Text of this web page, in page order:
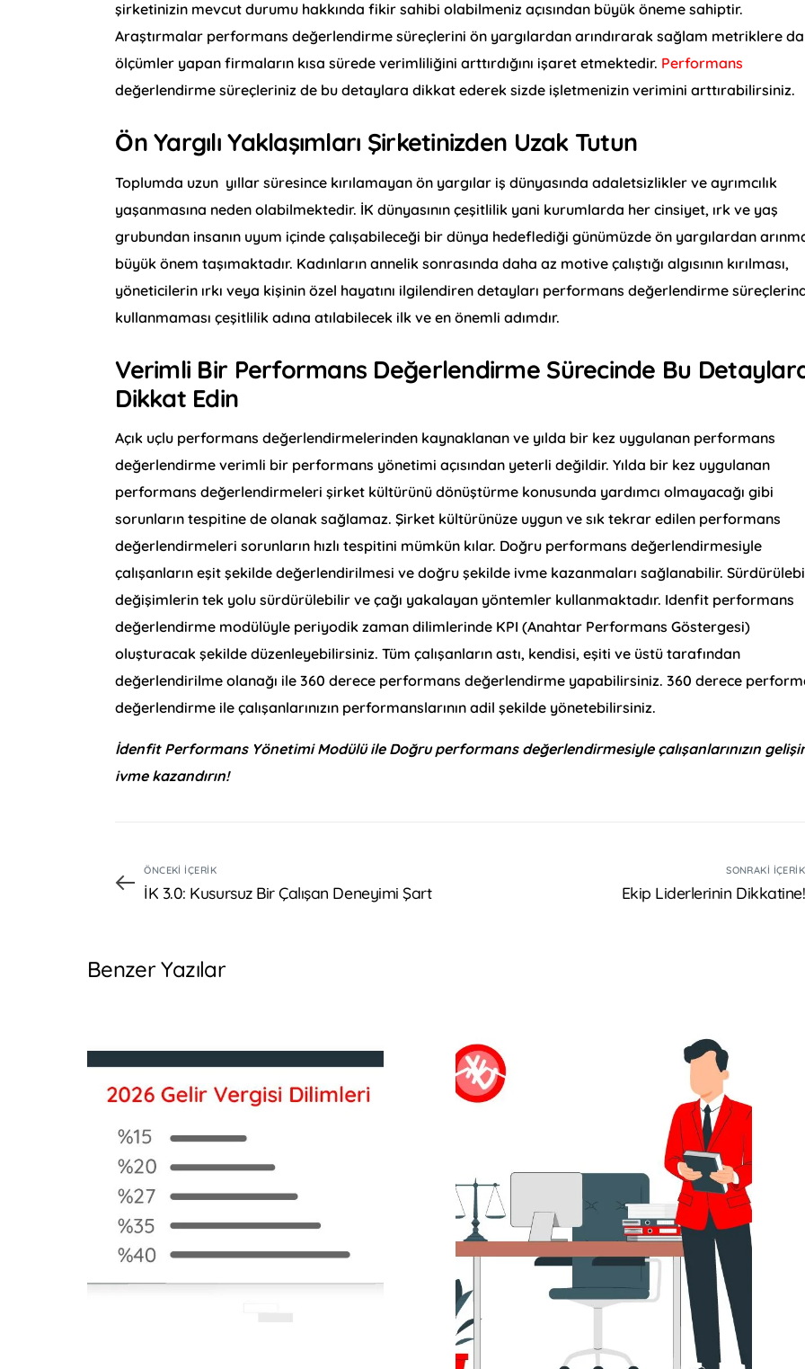
şirketinizin mevcut durumu hakkında fikir sahibi olabilmeniz açısından büyük öneme sahiptir.
Araştırmalar performans değerlendirme süreçlerini ön yargılardan arındırarak sağlam metriklere
ölçümler yapan firmaların kısa sürede verimliliğini arttırdığını işaret etmektedir. Performans
değerlendirme süreçleriniz de bu detaylara dikkat ederek sizde işletmenizin verimini arttırabilirsiniz.
Ön Yargılı Yaklaşımları Şirketinizden Uzak Tutun
Toplumda uzun yıllar süresince kırılamayan ön yargılar iş dünyasında adaletsizlikler ve ayrımcılık
yaşanmasına neden olabilmektedir. İK dünyasının çeşitlilik yani kurumlarda her cinsiyet, ırk ve yaş
grubundan insanın uyum içinde çalışabileceği bir dünya hedeflediği günümüzde ön yargılardan
büyük önem taşımaktadır. Kadınların annelik sonrasında daha az motive çalıştığı algısının kırılması,
yöneticilerin ırkı veya kişinin özel hayatını ilgilendiren detayları performans değerlendirme
kullanmaması çeşitlilik adına atılabilecek ilk ve en önemli adımdır.
Verimli Bir Performans Değerlendirme Sürecinde Bu
Dikkat Edin
Açık uçlu performans değerlendirmelerinden kaynaklanan ve yılda bir kez uygulanan performans
değerlendirme verimli bir performans yönetimi açısından yeterli değildir. Yılda bir kez uygulanan
performans değerlendirmeleri şirket kültürünü dönüştürme konusunda yardımcı olmayacağı gibi
sorunların tespitine de olanak sağlamaz. Şirket kültürünüze uygun ve sık tekrar edilen performans
değerlendirmeleri sorunların hızlı tespitini mümkün kılar. Doğru performans değerlendirmesiyle
çalışanların eşit şekilde değerlendirilmesi ve doğru şekilde ivme kazanmaları sağlanabilir.
değişimlerin tek yolu sürdürülebilir ve çağı yakalayan yöntemler kullanmaktadır. Idenfit performans
değerlendirme modülüyle periyodik zaman dilimlerinde KPI (Anahtar Performans Göstergesi)
oluşturacak şekilde düzenleyebilirsiniz. Tüm çalışanların astı, kendisi, eşiti ve üstü tarafından
değerlendirilme olanağı ile 360 derece performans değerlendirme yapabilirsiniz. 360 derece
değerlendirme ile çalışanlarınızın performanslarının adil şekilde yönetebilirsiniz.
İdenfit Performans Yönetimi Modülü ile Doğru performans değerlendirmesiyle çalışanlarınızın
ivme kazandırın!
ÖNCEKI İÇERIK
İK 3.0: Kusursuz Bir Çalışan Deneyimi Şart
SONRAKI İÇERIK
Ekip Liderlerinin Dikkatine!
Benzer Yazılar